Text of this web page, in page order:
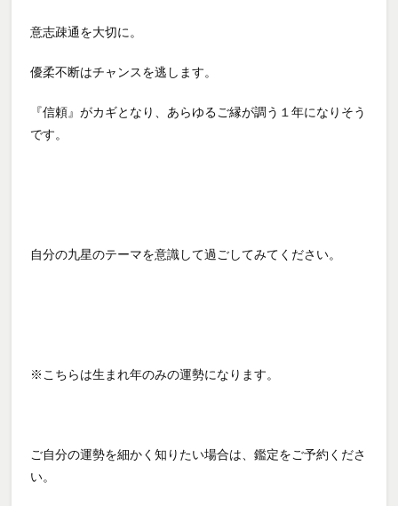
意志疎通を大切に。
優柔不断はチャンスを逃します。
『信頼』がカギとなり、あらゆるご縁が調う１年になりそう
です。
自分の九星のテーマを意識して過ごしてみてください。
※こちらは生まれ年のみの運勢になります。
ご自分の運勢を細かく知りたい場合は、鑑定をご予約くださ
い。